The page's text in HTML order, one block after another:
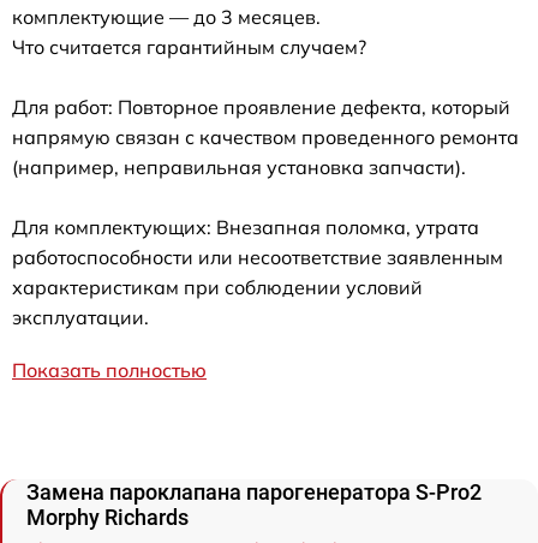
комплектующие — до 3 месяцев.
Что считается гарантийным случаем?
Для работ: Повторное проявление дефекта, который
напрямую связан с качеством проведенного ремонта
(например, неправильная установка запчасти).
Для комплектующих: Внезапная поломка, утрата
работоспособности или несоответствие заявленным
характеристикам при соблюдении условий
эксплуатации.
Показать полностью
Замена пароклапана парогенератора S-Pro2
Morphy Richards